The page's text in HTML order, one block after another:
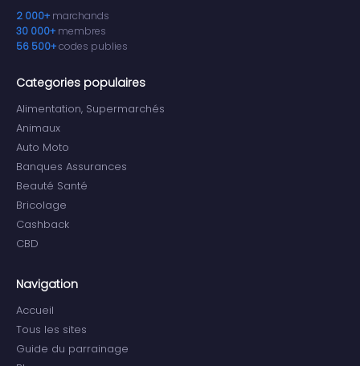
2 000+ marchands
30 000+ membres
56 500+codes publies
Categories populaires
Alimentation, Supermarchés
Animaux
Auto Moto
Banques Assurances
Beauté Santé
Bricolage
Cashback
CBD
Navigation
Accueil
Tous les sites
Guide du parrainage